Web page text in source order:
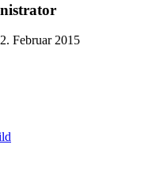
Februar 2015